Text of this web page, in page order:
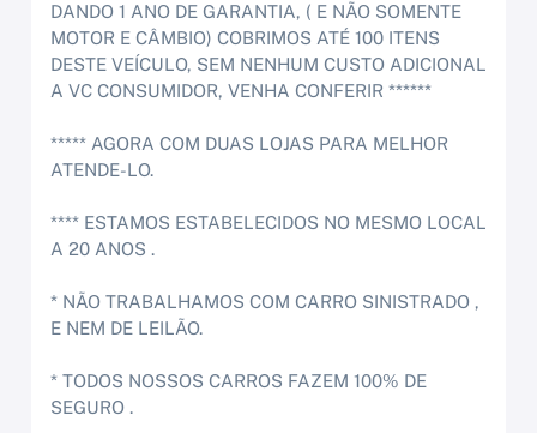
DANDO 1 ANO DE GARANTIA, ( E NÃO SOMENTE
MOTOR E CÂMBIO) COBRIMOS ATÉ 100 ITENS
DESTE VEÍCULO, SEM NENHUM CUSTO ADICIONAL
A VC CONSUMIDOR, VENHA CONFERIR ******
***** AGORA COM DUAS LOJAS PARA MELHOR
ATENDE-LO.
**** ESTAMOS ESTABELECIDOS NO MESMO LOCAL
A 20 ANOS .
* NÃO TRABALHAMOS COM CARRO SINISTRADO ,
E NEM DE LEILÃO.
* TODOS NOSSOS CARROS FAZEM 100% DE
SEGURO .